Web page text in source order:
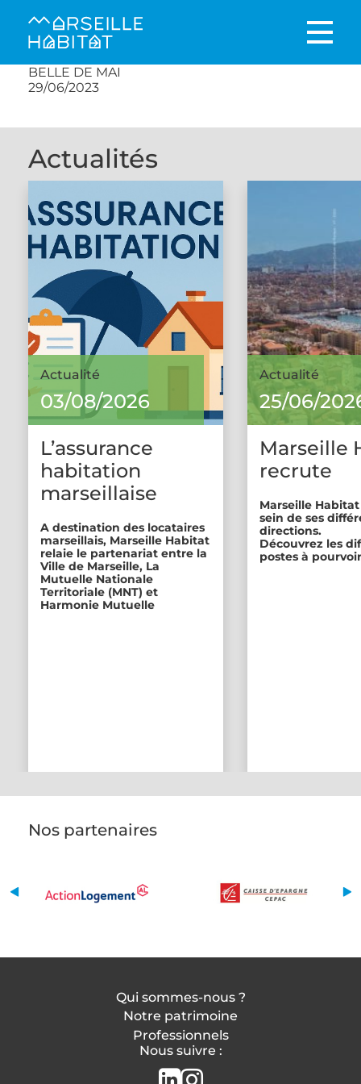
BELLE DE MAI
29/06/2023
Actualités
Actualité
03/08/2026
L’assurance
habitation
marseillaise
A destination des locataires
marseillais, Marseille Habitat
relaie le partenariat entre la
Ville de Marseille, La
Mutuelle Nationale
Territoriale (MNT) et
Harmonie Mutuelle
Actualité
25/06/
Marseille
recrute
Marseille
sein de ses
directions.
Découvrez les
postes à
Nos partenaires
Qui sommes-nous ?
Notre patrimoine
Professionnels
Nous suivre :